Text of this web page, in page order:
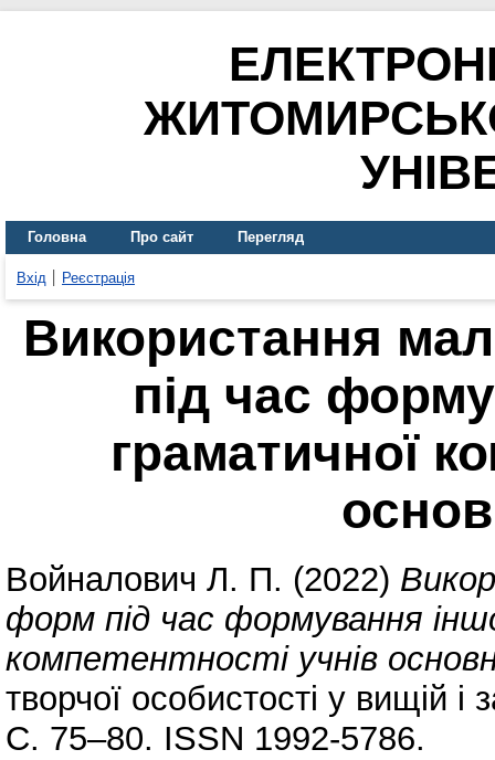
Головна Про сайт Перегляд
Вхід Реєстрація
Використання
під час
граматичної
Войналович Л. П. (2022)
форм під час формування
компетентності учнів
творчої особистості у вищій
С. 75–80. ISSN 1992-5786.